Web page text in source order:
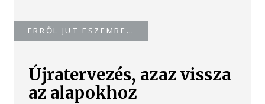
ERRŐL JUT ESZEMBE…
Újratervezés, azaz vissza
az alapokhoz